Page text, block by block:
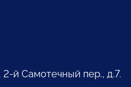
2-й Самотечный пер., д.7.